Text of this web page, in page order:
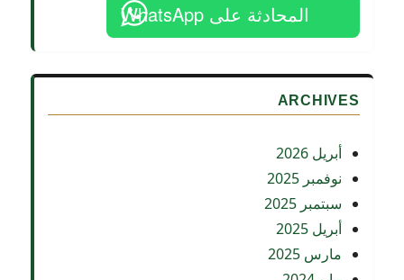
المحادثة على WhatsApp
ARCHIVES
أبريل 2026
نوفمبر 2025
سبتمبر 2025
أبريل 2025
مارس 2025